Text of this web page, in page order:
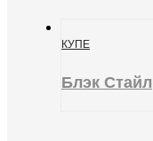
КУПЕ
Блэк Стайл